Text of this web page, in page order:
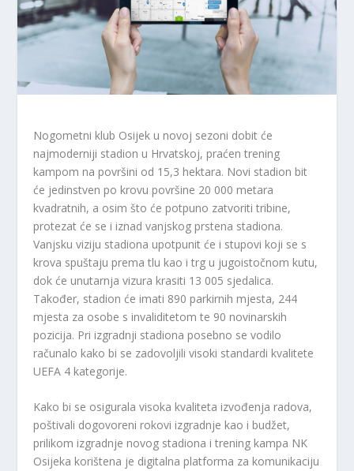
Nogometni klub Osijek u novoj sezoni dobit će
najmoderniji stadion u Hrvatskoj, praćen trening
kampom na površini od 15,3 hektara. Novi stadion bit
će jedinstven po krovu površine 20 000 metara
kvadratnih, a osim što će potpuno zatvoriti tribine,
protezat će se i iznad vanjskog prstena stadiona.
Vanjsku viziju stadiona upotpunit će i stupovi koji se s
krova spuštaju prema tlu kao i trg u jugoistočnom kutu,
dok će unutarnja vizura krasiti 13 005 sjedalica.
Također, stadion će imati 890 parkirnih mjesta, 244
mjesta za osobe s invaliditetom te 90 novinarskih
pozicija. Pri izgradnji stadiona posebno se vodilo
računalo kako bi se zadovoljili visoki standardi kvalitete
UEFA 4 kategorije.
Kako bi se osigurala visoka kvaliteta izvođenja radova,
poštivali dogovoreni rokovi izgradnje kao i budžet,
prilikom izgradnje novog stadiona i trening kampa NK
Osijeka korištena je digitalna platforma za komunikaciju